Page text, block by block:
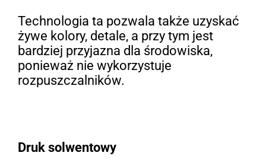
Druk solwentowy
Technologia ta pozwala także uzyskać
żywe kolory, detale, a przy tym jest
bardziej przyjazna dla środowiska,
ponieważ nie wykorzystuje
rozpuszczalników.